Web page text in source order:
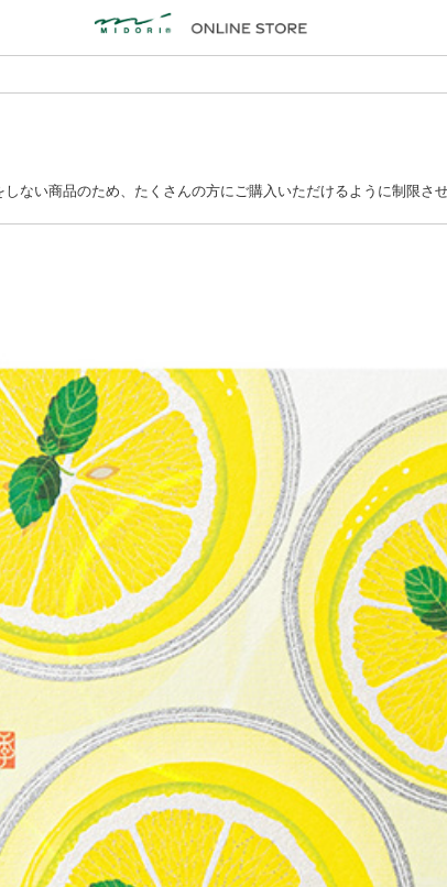
ない商品のため、たくさんの方にご購入いただけるように制限